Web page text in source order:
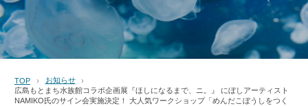
TOP
お知らせ
広島もとまち水族館コラボ企画展『ほしになるまで、ニ。』 にぼしアーティスト
NAMIKO氏のサイン会実施決定！ 大人気ワークショップ「めんだこぼうしをつく